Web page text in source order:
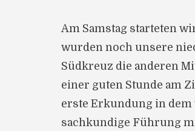
Am Samstag starteten
wurden noch unsere
Südkreuz die anderen
einer guten Stunde am
erste Erkundung in dem
sachkundige Führung